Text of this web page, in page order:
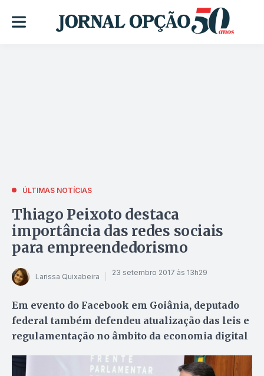
ÚLTIMAS NOTÍCIAS
Thiago Peixoto destaca
importância das redes sociais
para empreendedorismo
Larissa Quixabeira 23 setembro 2017 às 13h29
Em evento do Facebook em Goiânia, deputado
federal também defendeu atualização das leis e
regulamentação no âmbito da economia digital